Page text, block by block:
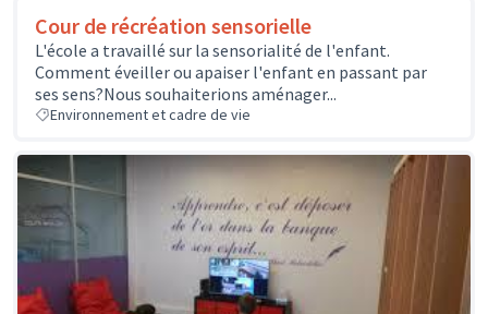
Cour de récréation sensorielle
L'école a travaillé sur la sensorialité de l'enfant.
Comment éveiller ou apaiser l'enfant en passant par
ses sens?Nous souhaiterions aménager...
Environnement et cadre de vie